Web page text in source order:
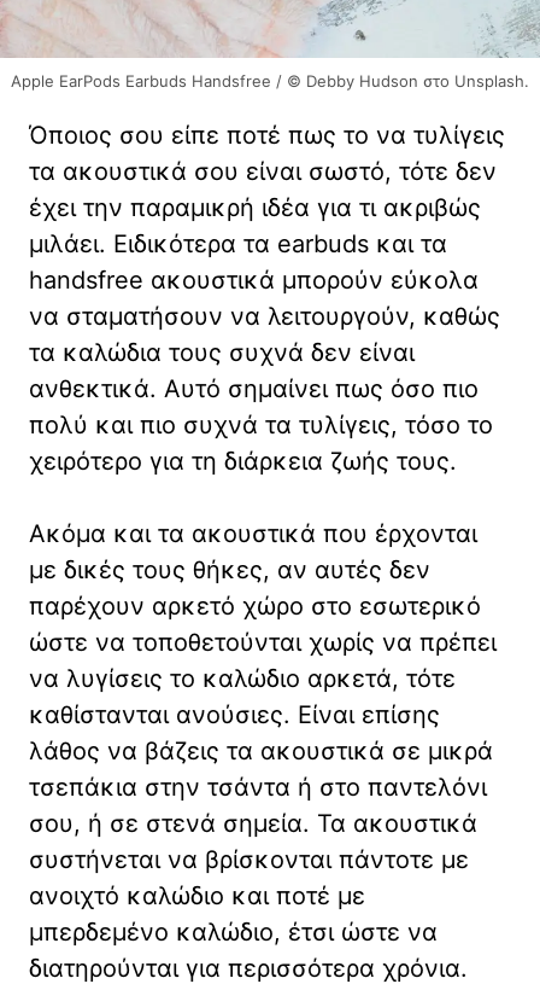
Apple EarPods Earbuds Handsfree / © Debby Hudson στο Unsplash.
Όποιος σου είπε ποτέ πως το να τυλίγεις
τα ακουστικά σου είναι σωστό, τότε δεν
έχει την παραμικρή ιδέα για τι ακριβώς
μιλάει. Ειδικότερα τα earbuds και τα
handsfree ακουστικά μπορούν εύκολα
να σταματήσουν να λειτουργούν, καθώς
τα καλώδια τους συχνά δεν είναι
ανθεκτικά. Αυτό σημαίνει πως όσο πιο
πολύ και πιο συχνά τα τυλίγεις, τόσο το
χειρότερο για τη διάρκεια ζωής τους.
Ακόμα και τα ακουστικά που έρχονται
με δικές τους θήκες, αν αυτές δεν
παρέχουν αρκετό χώρο στο εσωτερικό
ώστε να τοποθετούνται χωρίς να πρέπει
να λυγίσεις το καλώδιο αρκετά, τότε
καθίστανται ανούσιες. Είναι επίσης
λάθος να βάζεις τα ακουστικά σε μικρά
τσεπάκια στην τσάντα ή στο παντελόνι
σου, ή σε στενά σημεία. Τα ακουστικά
συστήνεται να βρίσκονται πάντοτε με
ανοιχτό καλώδιο και ποτέ με
μπερδεμένο καλώδιο, έτσι ώστε να
διατηρούνται για περισσότερα χρόνια.